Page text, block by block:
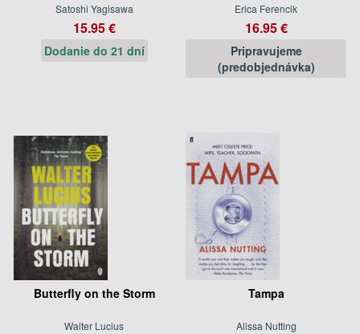
Satoshi Yagisawa
15.95 €
Dodanie do 21 dní
Erica Ferencik
16.95 €
Pripravujeme
(predobjednávka)
Butterfly on the Storm
Walter Lucius
Tampa
Alissa Nutting